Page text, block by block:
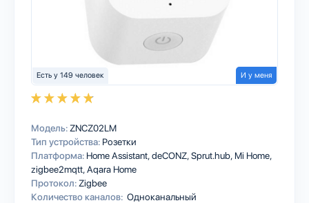
Есть у 149 человек И у меня
Модель: ZNCZ02LM
Тип устройства: Розетки
Платформа: Home AssistantdeCONZSprut.hub Mi Home
zigbee2mqttAqara Home
Протокол: Zigbee
Количество каналов: Одноканальный